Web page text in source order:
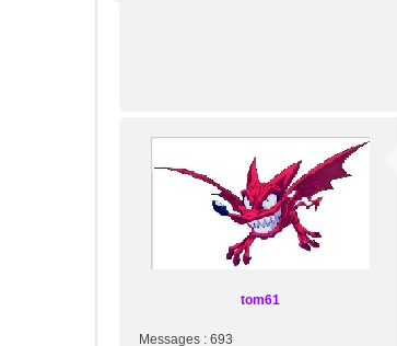
tom61
Messages : 693